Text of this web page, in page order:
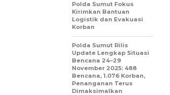
Polda Sumut Fokus
Kirimkan Bantuan
Logistik dan Evakuasi
Korban
Polda Sumut Rilis
Update Lengkap Situasi
Bencana 24–29
November 2025: 488
Bencana, 1.076 Korban,
Penanganan Terus
Dimaksimalkan